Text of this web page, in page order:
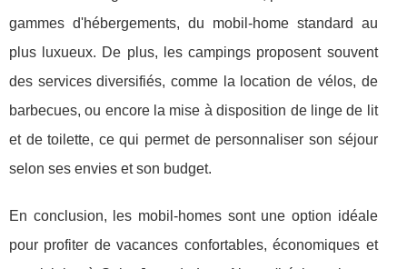
gammes d'hébergements, du mobil-home standard au
plus luxueux. De plus, les campings proposent souvent
des services diversifiés, comme la location de vélos, de
barbecues, ou encore la mise à disposition de linge de lit
et de toilette, ce qui permet de personnaliser son séjour
selon ses envies et son budget.
En conclusion, les mobil-homes sont une option idéale
pour profiter de vacances confortables, économiques et